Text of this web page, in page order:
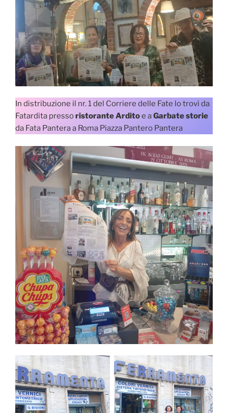
In distribuzione il nr. 1 del Corriere delle Fate lo trovi da
Fatardita pressoristorante Arditoe aGarbate storie
da Fata Pantera a Roma Piazza Pantero Pantera